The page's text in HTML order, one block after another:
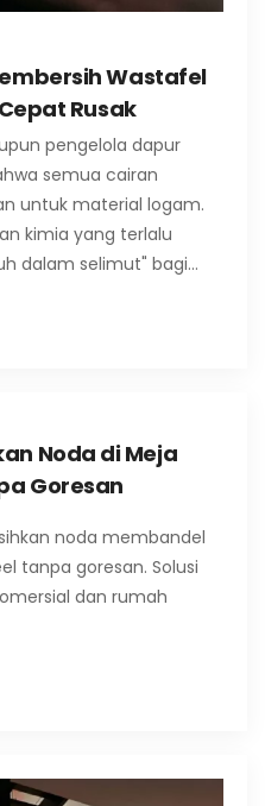
Wastafel
Rusak
pengelola dapur
semua cairan
untuk material logam.
kimia yang terlalu
dalam selimut" bagi…
Noda di Meja
Goresan
noda membandel
tanpa goresan. Solusi
dan rumah